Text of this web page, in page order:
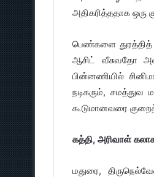
அதிகரித்ததாக ஒரு
பெண்களை துரத்தித்
ஆசிட் வீசுவதோ
பின்னணியில்
நடிகரும்,
கூடுமானவரை
கத்தி, அரிவாள்
மதுரை,